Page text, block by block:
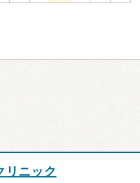
リニック